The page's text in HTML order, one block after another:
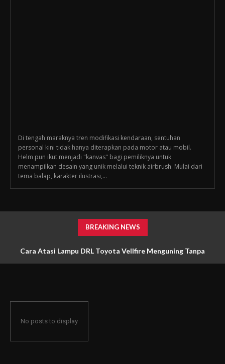
Di tengah maraknya tren modifikasi kendaraan, sentuhan
personal kini tidak hanya diterapkan pada motor atau mobil.
Helm pun ikut menjadi "kanvas" bagi pemiliknya untuk
menampilkan desain yang unik melalui teknik airbrush. Mulai dari
tema balap, karakter ilustrasi,...
BREAKING NEWS
Cara Atasi Lampu DRL Toyota Vellfire Menguning Tanpa
No posts to display